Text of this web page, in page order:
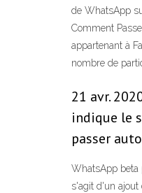
de WhatsApp
Comment
appartenant à
nombre de
21 avr.
indique le
passer
WhatsApp beta
s'agit d'un ajout